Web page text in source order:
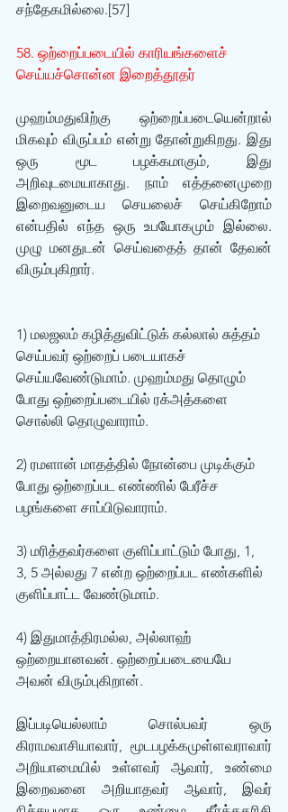
சந்தேகமில்லை.[57]
58. ஒற்றைப்படையில் காரியங்களைச்
செய்யச்சொன்ன இறைத்தூதர்
முஹம்மதுவிற்கு ஒற்றைப்படையென்றால்
மிகவும் விருப்பம் என்று தோன்றுகிறது. இது
ஒரு மூட பழக்கமாகும், இது
அறிவுடமையாகாது. நாம் எத்தனைமுறை
இறைவனுடைய செயலைச் செய்கிறோம்
என்பதில் எந்த ஒரு உபயோகமும் இல்லை.
முழு மனதுடன் செய்வதைத் தான் தேவன்
விரும்புகிறார்.
1) மலஜலம் கழித்துவிட்டுக் கல்லால் சுத்தம்
செய்பவர் ஒற்றைப் படையாகச்
செய்யவேண்டுமாம். முஹம்மது தொழும்
போது ஒற்றைப்படையில் ரக்அத்களை
சொல்லி தொழுவாராம்.
2) ரமளான் மாதத்தில் நோன்பை முடிக்கும்
போது ஒற்றைப்பட எண்ணில் பேரீச்ச
பழங்களை சாப்பிடுவாராம்.
3) மரித்தவர்களை குளிப்பாட்டும் போது, 1,
3, 5 அல்லது 7 என்ற ஒற்றைப்பட எண்களில்
குளிப்பாட்ட வேண்டுமாம்.
4) இதுமாத்திரமல்ல, அல்லாஹ்
ஒற்றையானவன். ஒற்றைப்படையையே
அவன் விரும்புகிறான்.
இப்படியெல்லாம் சொல்பவர் ஒரு
கிராமவாசியாவார், மூடபழக்கமுள்ளவராவார்
அறியாமையில் உள்ளவர் ஆவார், உண்மை
இறைவனை அறியாதவர் ஆவார், இவர்